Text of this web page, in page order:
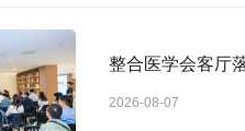
整合医学会客厅
2026-08-07